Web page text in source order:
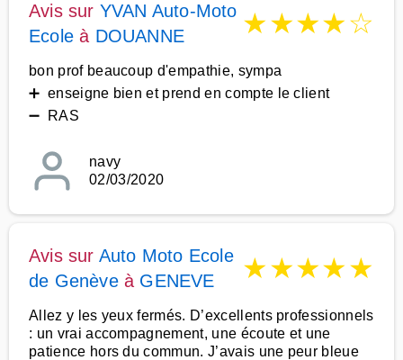
Avis sur YVAN Auto-Moto
Ecole à DOUANNE ★★★★☆
bon prof beaucoup d'empathie, sympa
➕ enseigne bien et prend en compte le client
➖ RAS
navy
02/03/2020
Avis sur Auto Moto Ecole
de Genèveà GENEVE ★★★★★
Allez y les yeux fermés. D’excellents professionnels
: un vrai accompagnement, une écoute et une
patience hors du commun. J’avais une peur bleue